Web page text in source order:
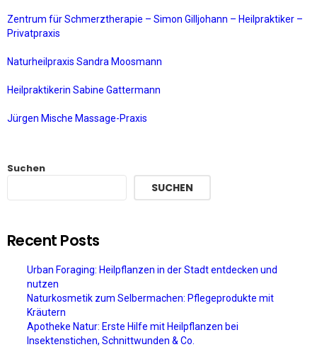
Zentrum für Schmerztherapie – Simon Gilljohann – Heilpraktiker –
Privatpraxis
Naturheilpraxis Sandra Moosmann
Heilpraktikerin Sabine Gattermann
Jürgen Mische Massage-Praxis
Suchen
SUCHEN
Recent Posts
Urban Foraging: Heilpflanzen in der Stadt entdecken und
nutzen
Naturkosmetik zum Selbermachen: Pflegeprodukte mit
Kräutern
Apotheke Natur: Erste Hilfe mit Heilpflanzen bei
Insektenstichen, Schnittwunden & Co.